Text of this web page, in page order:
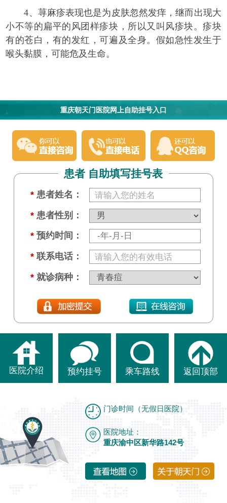
4、荨麻疹表现也是为皮肤忽然发痒，继而出现大
小不等的扁平的风团样疹块，所以又叫风疹块。疹块
有的苍白，有的发红，可遍及全身。假如急性发生于
喉头黏膜，可能危及生命。
重庆朝天门医院网上自助挂号入口
患者 自助填写挂号表
* 患者姓名：
* 患者性别：
* 预约时间：
* 联系电话：
* 就诊病种：
医院介绍 预约挂号 乘车路线 返回顶部
门诊时间（无假日医院）
医院地址：
重庆渝中区新华路142号